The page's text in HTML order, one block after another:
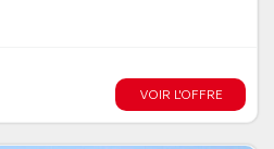
VOIR L'OFFRE